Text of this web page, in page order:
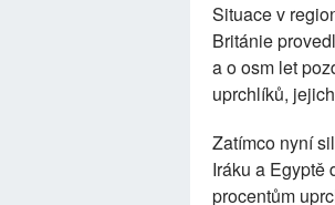
Situace v
Británie
a o osm let
uprchlíků,
Zatímco nyní
Iráku a Egyptě
procentům